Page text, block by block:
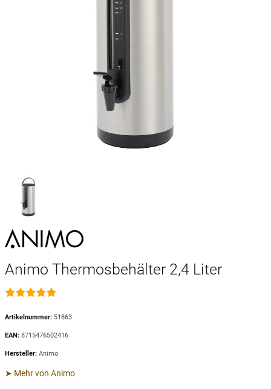
Animo Thermosbehälter 2,4 Liter
Artikelnummer: 51863
EAN: 8715476502416
Hersteller: Animo
➤ Mehr von Animo